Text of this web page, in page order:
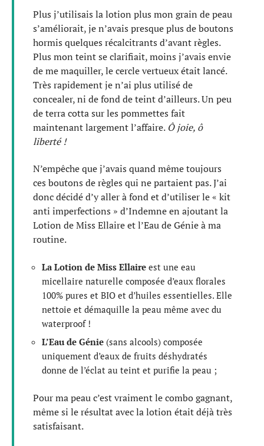
Plus j’utilisais la lotion plus mon grain de peau
s’améliorait, je n’avais presque plus de boutons
hormis quelques récalcitrants d’avant règles.
Plus mon teint se clarifiait, moins j’avais envie
de me maquiller, le cercle vertueux était lancé.
Très rapidement je n’ai plus utilisé de
concealer, ni de fond de teint d’ailleurs. Un peu
de terra cotta sur les pommettes fait
maintenant largement l’affaire. Ô joie, ô
liberté !
N’empêche que j’avais quand même toujours
ces boutons de règles qui ne partaient pas. J’ai
donc décidé d’y aller à fond et d’utiliser le « kit
anti imperfections » d’Indemne en ajoutant la
Lotion de Miss Ellaire et l’Eau de Génie à ma
routine.
La Lotion de Miss Ellaire est une eau
micellaire naturelle composée d’eaux florales
100% pures et BIO et d’huiles essentielles. Elle
nettoie et démaquille la peau même avec du
waterproof !
L’Eau de Génie (sans alcools) composée
uniquement d’eaux de fruits déshydratés
donne de l’éclat au teint et purifie la peau ;
Pour ma peau c’est vraiment le combo gagnant,
même si le résultat avec la lotion était déjà très
satisfaisant.